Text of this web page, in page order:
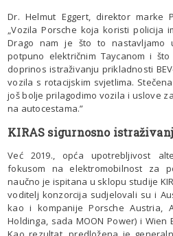
Dr. Helmut Eggert, direktor marke
„Vozila Porsche koja koristi policija
Drago nam je što to nastavljamo
potpuno električnim Taycanom i
doprinos istraživanju prikladnosti
vozila s rotacijskim svjetlima.
još bolje prilagodimo vozila i uslove
na autocestama.”
KIRAS sigurnosno
Već 2019., opća upotrebljivost
fokusom na elektromobilnost za
naučno je ispitana u sklopu studije
voditelj konzorcija sudjelovali su i
kao i kompanije Porsche Austria,
Holdinga, sada MOON Power) i